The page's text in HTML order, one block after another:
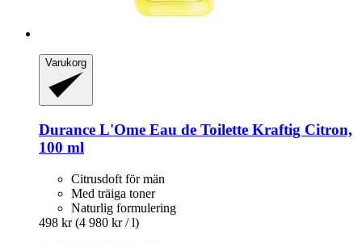
Varukorg
Durance L'Ome Eau de Toilette Kraftig Citron,
100 ml
Citrusdoft för män
Med träiga toner
Naturlig formulering
498 kr (4 980 kr / l)